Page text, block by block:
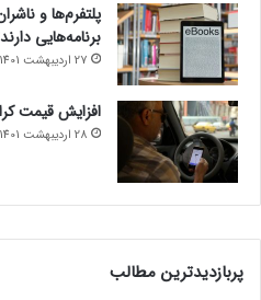
پلتفرم‌ها و
برنامه‌هایی
27 اردیبهشت 1401
افزایش قیمت
28 اردیبهشت 1401
پربازدیدترین مطالب